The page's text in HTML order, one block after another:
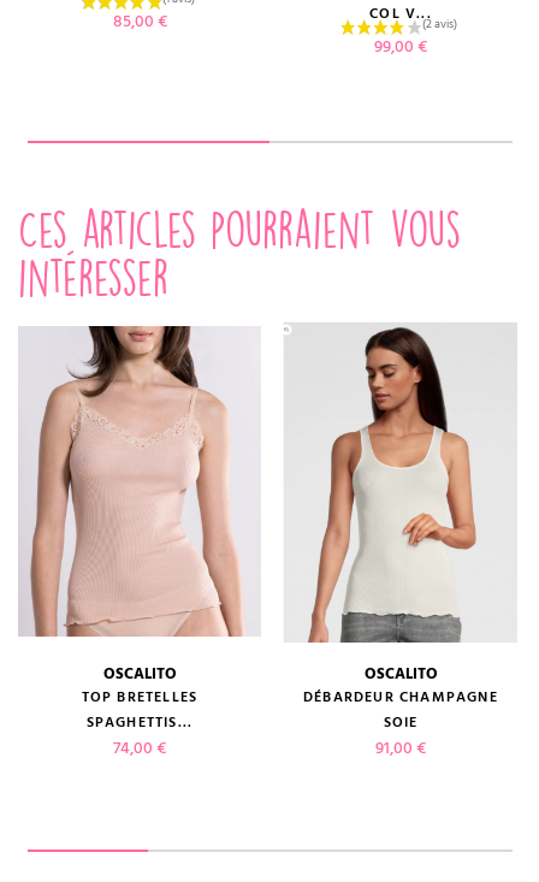
Prix
85,00 €
COL V...
Prix
99,00 €
Ces articles pourraient vous
intéresser
OSCALITO
TOP BRETELLES
SPAGHETTIS...
Prix
74,00 €
OSCALITO
DÉBARDEUR CHAMPAGNE
SOIE
Prix
91,00 €